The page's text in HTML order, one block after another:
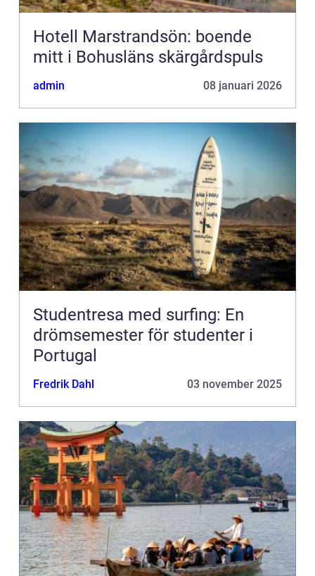
Hotell Marstrandsön: boende
mitt i Bohusläns skärgårdspuls
admin 08 januari 2026
Studentresa med surfing: En
drömsemester för studenter i
Portugal
Fredrik Dahl 03 november 2025